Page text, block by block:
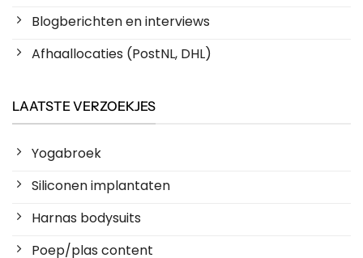
Blogberichten en interviews
Afhaallocaties (PostNL, DHL)
LAATSTE VERZOEKJES
Yogabroek
Siliconen implantaten
Harnas bodysuits
Poep/plas content